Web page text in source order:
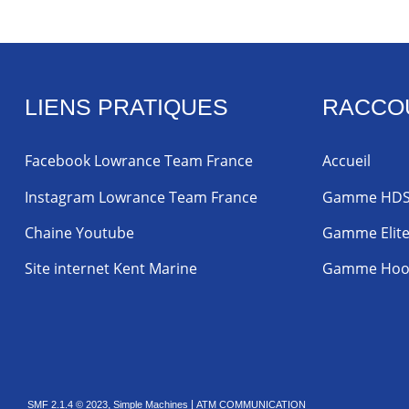
LIENS PRATIQUES
Facebook Lowrance Team France
Instagram Lowrance Team France
Chaine Youtube
Site internet Kent Marine
Accueil
Gamme HDS
Gamme Elite
Gamme
SMF 2.1.4 © 2023, Simple Machines ATM COMMUNICATION